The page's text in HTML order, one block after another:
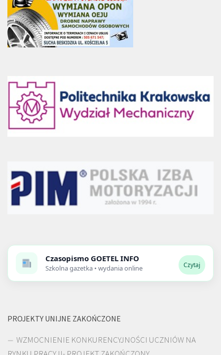
Czasopismo GOETEL INFO
Szkolna gazetka • wydania online Czytaj
PROJEKTY UNIJNE ZAKOŃCZONE
WZMOCNIENIE KONKURENCYJNOŚCI UCZNIÓW NA